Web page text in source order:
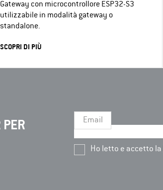
Gateway con microcontrollore ESP32-S3
utilizzabile in modalità gateway o
standalone.
SCOPRI DI PIÙ
PER
Email
Ho letto e accetto la